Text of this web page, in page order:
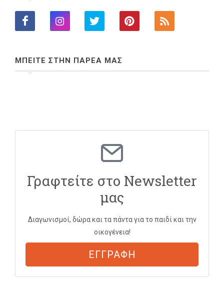
ΜΠΕΙΤΕ ΣΤΗΝ ΠΑΡΕΑ ΜΑΣ
Γραφτείτε στο Newsletter
μας
Διαγωνισμοί, δώρα και τα πάντα για το παιδί και την
οικογένεια!
ΕΓΓΡΑΦΗ